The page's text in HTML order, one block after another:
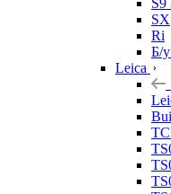
S9
SX
Ri
Б/
Leica